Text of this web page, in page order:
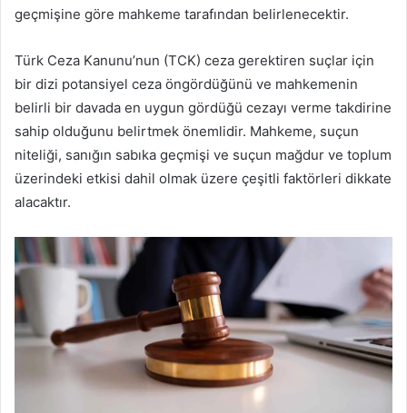
geçmişine göre mahkeme tarafından belirlenecektir.
Türk Ceza Kanunu’nun (TCK) ceza gerektiren suçlar için
bir dizi potansiyel ceza öngördüğünü ve mahkemenin
belirli bir davada en uygun gördüğü cezayı verme takdirine
sahip olduğunu belirtmek önemlidir. Mahkeme, suçun
niteliği, sanığın sabıka geçmişi ve suçun mağdur ve toplum
üzerindeki etkisi dahil olmak üzere çeşitli faktörleri dikkate
alacaktır.